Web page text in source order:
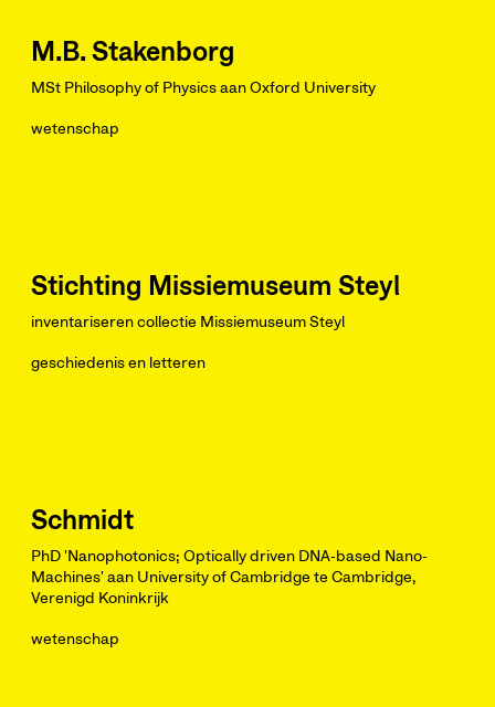
M.B. Stakenborg
MSt Philosophy of Physics aan Oxford University
wetenschap
Stichting Missiemuseum Steyl
inventariseren collectie Missiemuseum Steyl
geschiedenis en letteren
Schmidt
PhD 'Nanophotonics; Optically driven DNA-based Nano-
Machines' aan University of Cambridge te Cambridge,
Verenigd Koninkrijk
wetenschap